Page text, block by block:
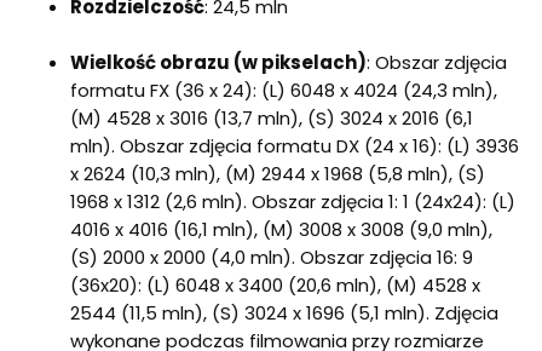
Rozdzielczość: 24,5 mln
Wielkość obrazu (w pikselach): Obszar zdjęcia
formatu FX (36 x 24): (L) 6048 x 4024 (24,3 mln),
(M) 4528 x 3016 (13,7 mln), (S) 3024 x 2016 (6,1
mln). Obszar zdjęcia formatu DX (24 x 16): (L) 3936
x 2624 (10,3 mln), (M) 2944 x 1968 (5,8 mln), (S)
1968 x 1312 (2,6 mln). Obszar zdjęcia 1: 1 (24x24): (L)
4016 x 4016 (16,1 mln), (M) 3008 x 3008 (9,0 mln),
(S) 2000 x 2000 (4,0 mln). Obszar zdjęcia 16: 9
(36x20): (L) 6048 x 3400 (20,6 mln), (M) 4528 x
2544 (11,5 mln), (S) 3024 x 1696 (5,1 mln). Zdjęcia
wykonane podczas filmowania przy rozmiarze